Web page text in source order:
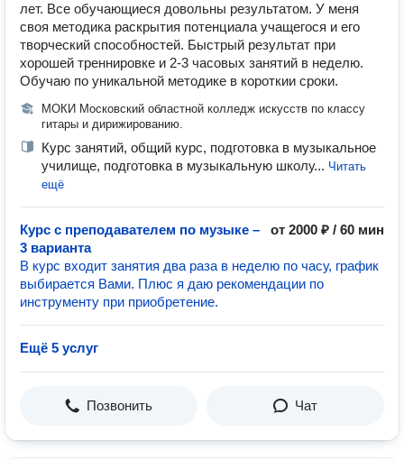
лет. Все обучающиеся довольны результатом. У меня
своя методика раскрытия потенциала учащегося и его
творческий способностей. Быстрый результат при
хорошей треннировке и 2-3 часовых занятий в неделю.
Обучаю по уникальной методике в короткии сроки.
МОКИ Московский областной колледж искусств по классу
гитары и дирижированию.
Курс занятий, общий курс, подготовка в музыкальное
училище, подготовка в музыкальную школу... Читать
ещё
Курс с преподавателем по музыке –
3 варианта
от 2000 ₽ / 60 мин
В курс входит занятия два раза в неделю по часу, график
выбирается Вами. Плюс я даю рекомендации по
инструменту при приобретение.
Ещё 5 услуг
Позвонить Чат